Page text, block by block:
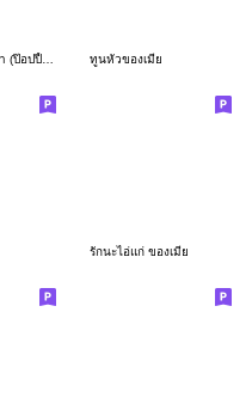
ทูนหัวของเมีย
รักนะไอ่แก่ ของเมีย